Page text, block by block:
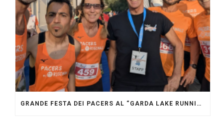
GRANDE FESTA DEI PACERS AL “GARDA LAKE RUNNING FESTIVAL”